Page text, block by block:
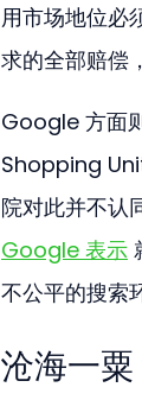
用市场地位必
求的全部赔偿
Google 方面
Shopping
院对此并不认
Google 表示
不公平的搜索
沧海一